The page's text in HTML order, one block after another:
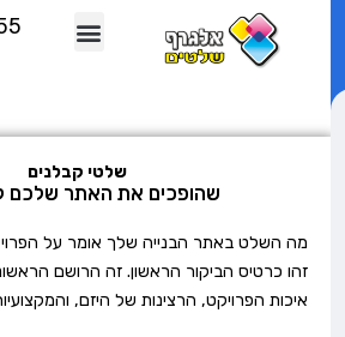
שלטי קבלנים
שהופכים את האתר שלכם
מה השלט באתר הבנייה שלך אומר על
זהו כרטיס הביקור הראשון. זה הרושם
איכות הפרויקט, הרצינות של היזם,